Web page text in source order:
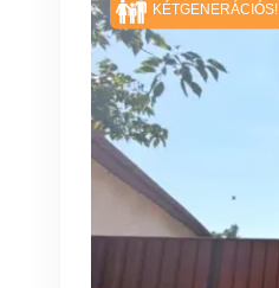
KÉTGENERÁCIÓS!